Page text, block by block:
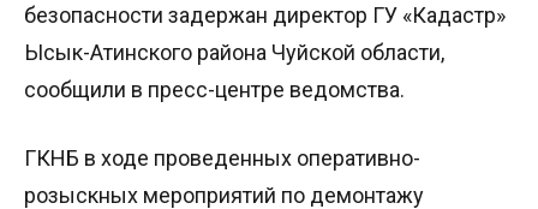
безопасности задержан директор ГУ «Кадастр»
Ысык-Атинского района Чуйской области,
сообщили в пресс-центре ведомства.
ГКНБ в ходе проведенных оперативно-
розыскных мероприятий по демонтажу